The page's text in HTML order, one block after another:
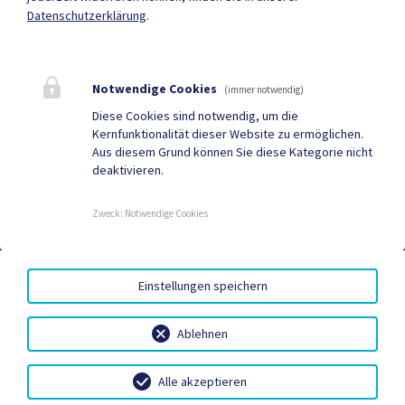
Quicklinks
Tourismus
Gemeindezeitung
AMTSSIGNATUR|BARRIEREFREIHEIT|DATENSCHUTZ|
SITEMAP|IMPRESSUM
Datenschutzerklärung.
Notwendige Cookies (immer notwendig)
Diese Cookies sind notwendig, um die
Kernfunktionalität dieser Website zu ermöglichen.
Aus diesem Grund können Sie diese Kategorie nicht
deaktivieren.
Zweck: Notwendige Cookies
Ablehnen
Einstellungen speichern
Alle akzeptieren